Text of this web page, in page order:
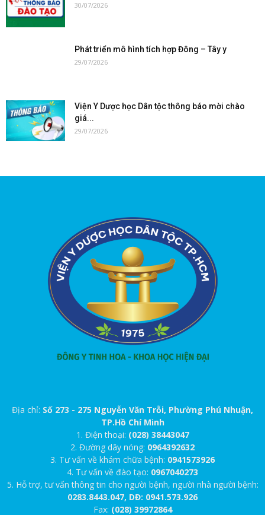
30/07/2026
Phát triển mô hình tích hợp Đông – Tây y
29/07/2026
Viện Y Dược học Dân tộc thông báo mời chào
giá...
29/07/2026
Địa chỉ: Số 273 - 275 Nguyễn Văn Trỗi, Phường Phú Nhuận,
TP.Hồ Chí Minh
1. Điện thoại: (028) 38443047
2. Đường dây nóng: 0964392632
3. Tư vấn về khám chữa bệnh: 0941573926
4. Tư vấn về đào tạo: 0967040273
5. Hỗ trợ, tư vấn thông tin cho người bệnh, người nhà người bệnh:
0283.8443.047, DĐ: 0941.573.926
Fax: (028) 39972864